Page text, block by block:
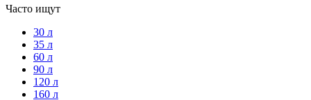
Часто ищут
30 л
35 л
60 л
90 л
120 л
160 л